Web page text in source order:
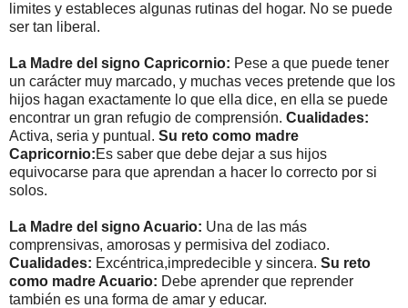
limites y estableces algunas rutinas del hogar. No se puede
ser tan liberal.
La Madre del signo Capricornio: Pese a que puede tener
un carácter muy marcado, y muchas veces pretende que los
hijos hagan exactamente lo que ella dice, en ella se puede
encontrar un gran refugio de comprensión. Cualidades:
Activa, seria y puntual. Su reto como madre
Capricornio:Es saber que debe dejar a sus hijos
equivocarse para que aprendan a hacer lo correcto por si
solos.
La Madre del signo Acuario: Una de las más
comprensivas, amorosas y permisiva del zodiaco.
Cualidades: Excéntrica,impredecible y sincera. Su reto
como madre Acuario: Debe aprender que reprender
también es una forma de amar y educar.